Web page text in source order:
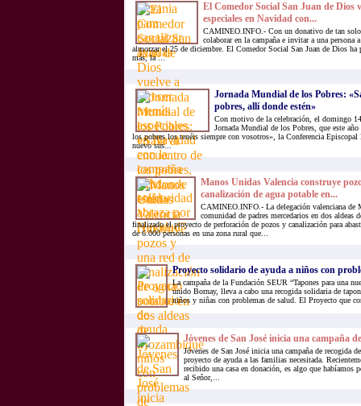
El Comedor Social San Juan de Dios
especiales en Navidad con...
CAMINEO.INFO.- Con un donativo de tan solo
colaborar en la campaña e invitar a una persona
almorzar el 25 de diciembre. El Comedor Social San Juan de Dios ha
más, la ...
Jornada Mundial de los Pobres:
pobres, allí donde estén»
Con motivo de la celebración, el domingo
Jornada Mundial de los Pobres, que este
los pobres los tenéis siempre con vosotros», la Conferencia Episcopal
nuevo sus...
Manos Unidas Valencia construye
canalización de agua potable en...
CAMINEO.INFO.- La delegación valenciana de
comunidad de padres mercedarios en dos aldeas
finalizado el proyecto de perforación de pozos y canalización para
de 6.000 personas en una zona rural que...
Proyecto solidario de ayuda a niños con
La campaña de la Fundación SEUR “Tapones para una
unido Bornay, lleva a cabo una recogida solidaria de
niños y niñas con problemas de salud. El Proyecto que
Jóvenes de San José inicia una campaña
Jóvenes de San José inicia una campaña de recogida
proyecto de ayuda a las familias necesitada.
recibido una casa en donación, es algo que habíamos
al Señor,...